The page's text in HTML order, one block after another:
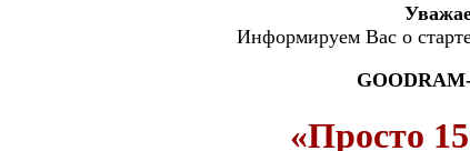
Информируем Вас о
«Просто